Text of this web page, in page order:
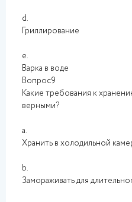
d.
Гриллирование
e.
Варка в воде
Вопрос9
Какие требования к
верными?
a.
Хранить в холодильной
b.
Замораживать для